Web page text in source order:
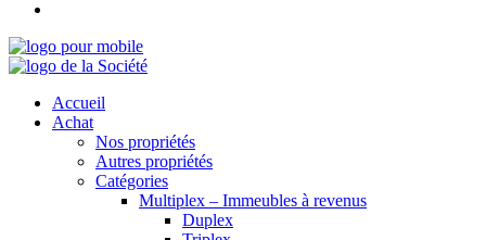
Accueil
Achat
Nos propriétés
Autres propriétés
Catégories
Multiplex – Immeubles à revenus
Duplex